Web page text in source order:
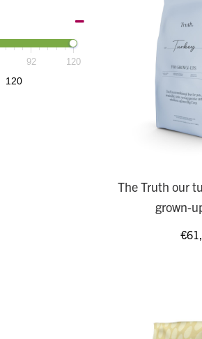
92 120
The Truth our
grown-
€